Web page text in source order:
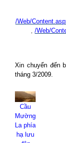
/Web/
, /Web/
Xin chuyển đến
tháng 3/2009.
Cầu
Mường
La phía
hạ lưu